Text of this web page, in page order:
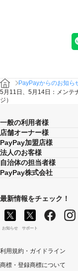
PayPayからのお知ら
5月11日、5月14日：メンテ
ジ）
一般の利用者様
店舗オーナー様
PayPay加盟店様
法人のお客様
自治体の担当者様
PayPay株式会社
最新情報をチェック！
お知らせ サポート
利用規約・ガイドライン
商標・登録商標について